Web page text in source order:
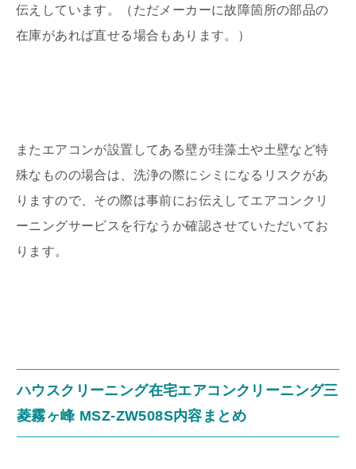
伝えしています。（ただメーカーに故障箇所の部品の
在庫があれば直せる場合もあります。）
またエアコンが設置してある壁が珪藻土や土壁など特
殊なものの場合は、洗浄の際にシミになるリスクがあ
りますので、その際は事前にお伝えしてエアコンクリ
ーニングサービスを行なうか確認させていただいてお
ります。
ハウスクリーニング在宅エアコンクリーニング三
菱霧ヶ峰 MSZ-ZW508S内容まとめ